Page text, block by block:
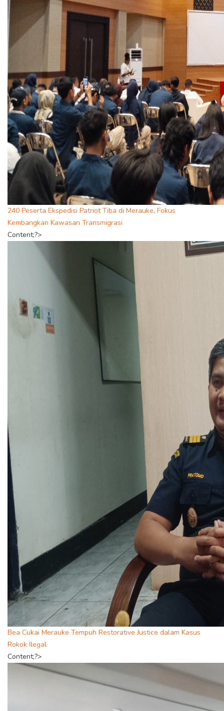
240 Peserta Ekspedisi Patriot Tiba di Merauke, Fokus
Kembangkan Kawasan Transmigrasi
Content;?>
Bea Cukai Merauke Tempuh Restorative Justice dalam Kasus
Rokok Ilegal
Content;?>